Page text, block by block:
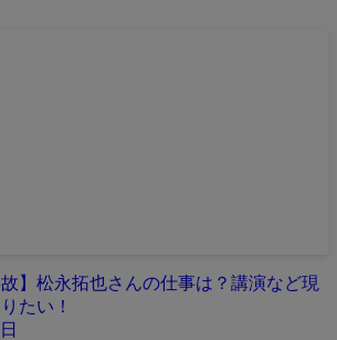
故】松永拓也さんの仕事は？講演など現
たい！